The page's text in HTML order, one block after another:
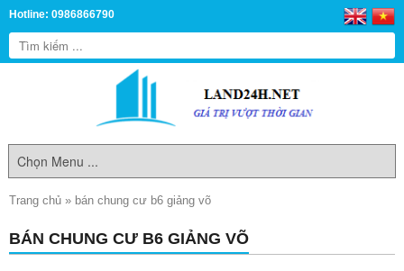
Hotline: 0986866790
Trang chủ » bán chung cư b6 giảng võ
BÁN CHUNG CƯ B6 GIẢNG VÕ